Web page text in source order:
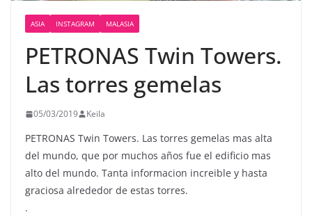
ASIA INSTAGRAM MALASIA
PETRONAS Twin Towers.
Las torres gemelas
05/03/2019 Keila
PETRONAS Twin Towers. Las torres gemelas mas alta
del mundo, que por muchos años fue el edificio mas
alto del mundo. Tanta informacion increible y hasta
graciosa alrededor de estas torres.
.